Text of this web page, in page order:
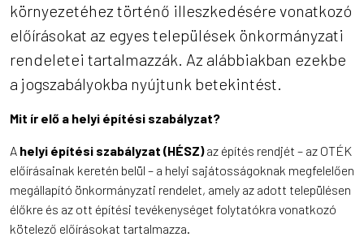
környezetéhez történő illeszkedésére vonatkozó
előírásokat az egyes települések önkormányzati
rendeletei tartalmazzák. Az alábbiakban ezekbe
a jogszabályokba nyújtunk betekintést.
Mit ír elő a helyi építési szabályzat?
A helyi építési szabályzat (HÉSZ)az építés rendjét – az OTÉK
előírásainak keretén belül – a helyi sajátosságoknak megfelelően
megállapító önkormányzati rendelet, amely az adott településen
élőkre és az ott építési tevékenységet folytatókra vonatkozó
kötelező előírásokat tartalmazza.